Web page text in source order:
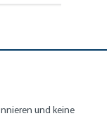
und keine